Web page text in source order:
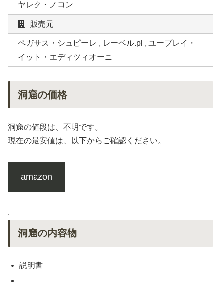
ヤレク・ノコン
販売元
ペガサス・シュピーレ , レーベル.pl , ユープレイ・
イット・エディツィオーニ
洞窟の価格
洞窟の値段は、不明です。
現在の最安値は、以下からご確認ください。
amazon
.
洞窟の内容物
説明書